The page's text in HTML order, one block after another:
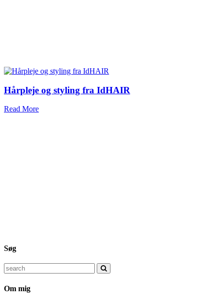
Hårpleje og styling fra IdHAIR
Read More
Søg
Search
for:
Om mig